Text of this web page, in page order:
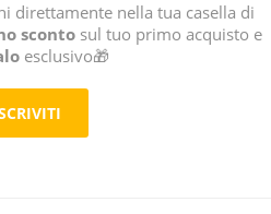
direttamente nella tua casella di
sconto sul tuo primo acquisto e
esclusivo🎁